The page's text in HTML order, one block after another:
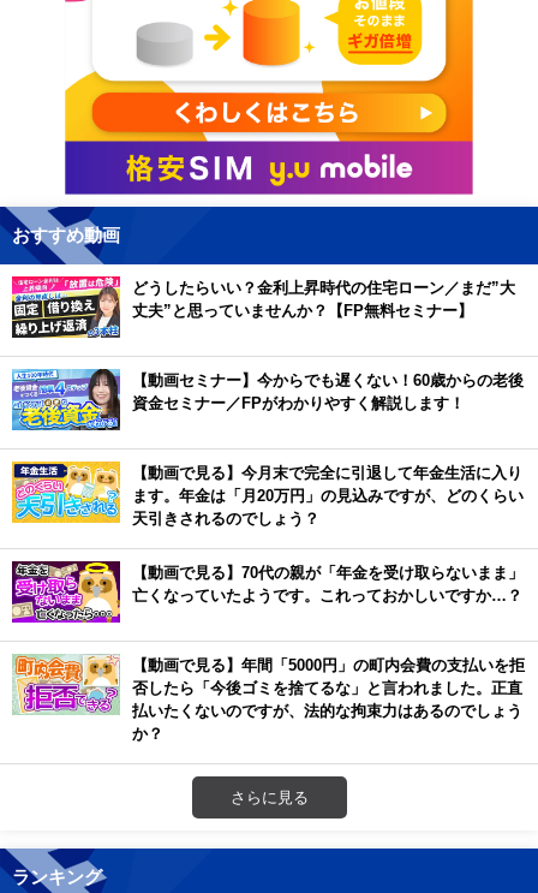
おすすめ動画
どうしたらいい？金利上昇時代の住宅ローン／まだ”大
丈夫”と思っていませんか？【FP無料セミナー】
【動画セミナー】今からでも遅くない！60歳からの老後
資金セミナー／FPがわかりやすく解説します！
【動画で見る】今月末で完全に引退して年金生活に入り
ます。年金は「月20万円」の見込みですが、どのくらい
天引きされるのでしょう？
【動画で見る】70代の親が「年金を受け取らないまま」
亡くなっていたようです。これっておかしいですか…？
【動画で見る】年間「5000円」の町内会費の支払いを拒
否したら「今後ゴミを捨てるな」と言われました。正直
払いたくないのですが、法的な拘束力はあるのでしょう
か？
さらに見る
ランキング